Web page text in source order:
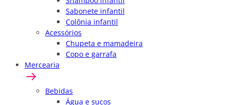
Sabonete infantil
Colônia infantil
Acessórios
Chupeta e mamadeira
Copo e garrafa
Mercearia
Bebidas
Água e sucos